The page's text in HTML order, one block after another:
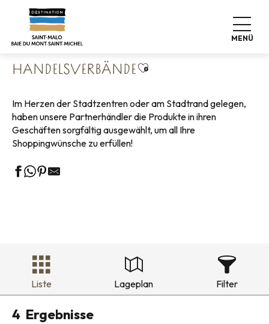
contenu
MENÜ
Startseite
Handelsverbände
HANDELSVERBÄNDEAjouter aux favoris
Im Herzen der Stadtzentren oder am Stadtrand gelegen,
haben unsere Partnerhändler die Produkte in ihren
Geschäften sorgfältig ausgewählt, um all Ihre
Shoppingwünsche zu erfüllen!
Liste Lageplan Filter
4 Ergebnisse